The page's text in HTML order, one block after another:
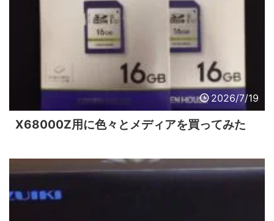
2026/7/19
X68000Z用に色々とメディアを買ってみた